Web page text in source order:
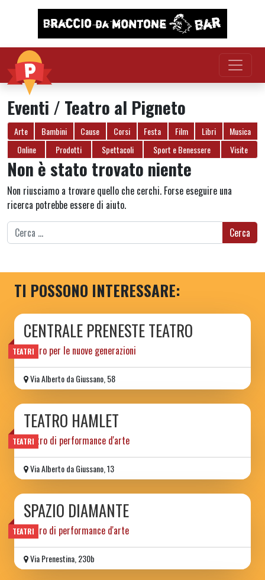
Vai al contenuto
Eventi / Teatro al Pigneto
Arte Bambini Cause Corsi Festa Film Libri
Musica
Online
Prodotti Spettacoli Sport e Benessere Visite
Non è stato trovato niente
Non riusciamo a trovare quello che cerchi. Forse eseguire una
ricerca potrebbe essere di aiuto.
Ricerca per:
TI POSSONO INTERESSARE:
TEATRI
CENTRALE PRENESTE TEATRO
teatro per le nuove generazioni
Via Alberto da Giussano, 58
TEATRI
TEATRO HAMLET
Teatro di performance d'arte
Via Alberto da Giussano, 13
TEATRI
SPAZIO DIAMANTE
teatro di performance d'arte
Via Prenestina, 230b